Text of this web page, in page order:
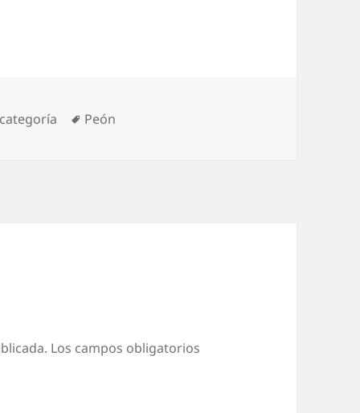
Etiquetas
Peón
Los campos obligatorios